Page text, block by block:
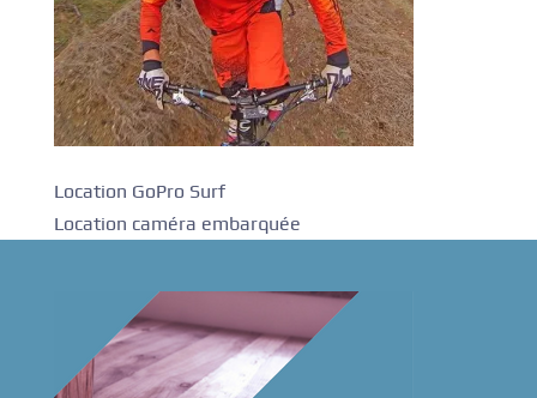
Location GoPro Surf
Location caméra embarquée